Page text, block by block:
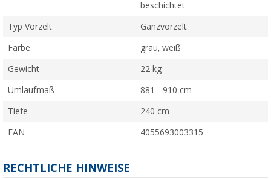
beschichtet
Typ Vorzelt Ganzvorzelt
Farbe grau, weiß
Gewicht 22 kg
Umlaufmaß 881 - 910 cm
Tiefe 240 cm
EAN 4055693003315
RECHTLICHE HINWEISE